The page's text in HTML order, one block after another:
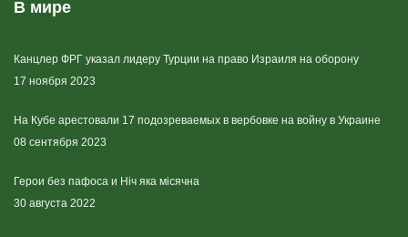
В мире
Канцлер ФРГ указал лидеру Турции на право Израиля на оборону
17 ноября 2023
На Кубе арестовали 17 подозреваемых в вербовке на войну в Украине
08 сентября 2023
Герои без пафоса и Ніч яка місячна
30 августа 2022